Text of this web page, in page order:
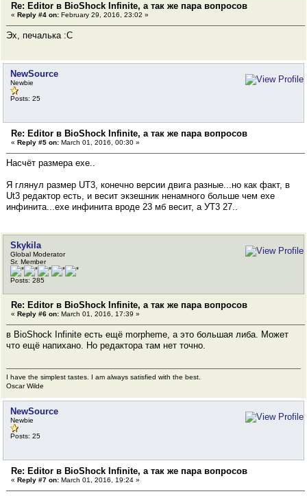
Re: Editor в BioShock Infinite, а так же пара вопросов
« Reply #4 on: February 29, 2016, 23:02 »
Эх, печалька :C
NewSource
Newbie
Posts: 25
Re: Editor в BioShock Infinite, а так же пара вопросов
« Reply #5 on: March 01, 2016, 00:30 »
Насчёт размера ехе..
Я глянул размер UT3, конечно версии двига разные...но как факт, в
Ut3 редактор есть, и весит экзешник ненамного больше чем ехе
инфинита...ехе инфинита вроде 23 мб весит, а УТ3 27..
Skykila
Global Moderator
Sr. Member
Posts: 285
Re: Editor в BioShock Infinite, а так же пара вопросов
« Reply #6 on: March 01, 2016, 17:39 »
в BioShock Infinite есть ещё morpheme, а это большая либа. Может
что ещё напихано. Но редактора там нет точно.
I have the simplest tastes. I am always satisfied with the best.
Oscar Wilde
NewSource
Newbie
Posts: 25
Re: Editor в BioShock Infinite, а так же пара вопросов
« Reply #7 on: March 01, 2016, 19:24 »